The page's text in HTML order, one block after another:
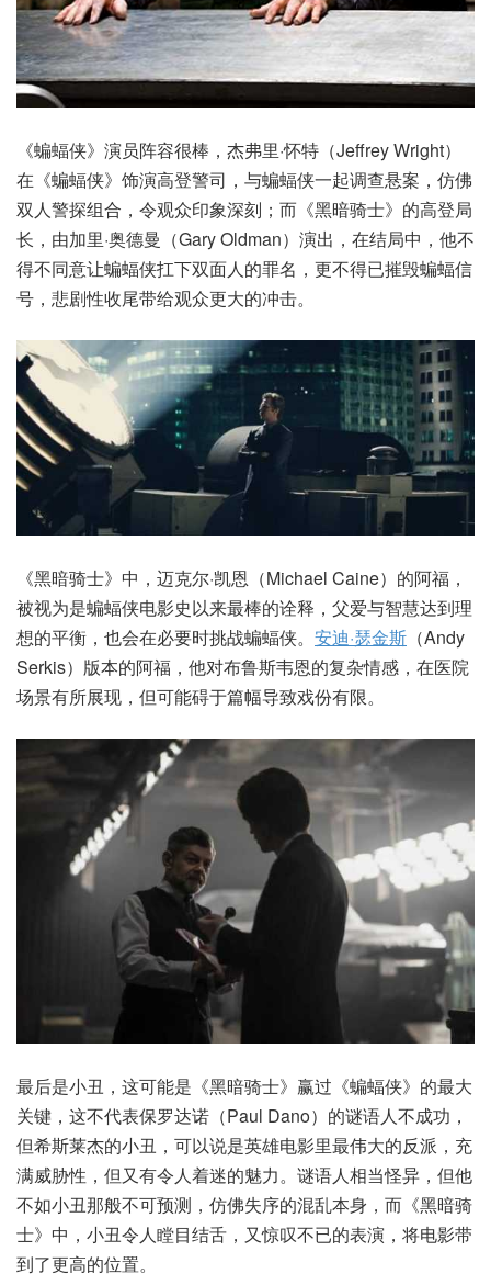
《蝙蝠侠》演员阵容很棒，杰弗里·怀特（Jeffrey Wright）
在《蝙蝠侠》饰演高登警司，与蝙蝠侠一起调查悬案，仿佛
双人警探组合，令观众印象深刻；而《黑暗骑士》的高登局
长，由加里·奥德曼（Gary Oldman）演出，在结局中，他不
得不同意让蝙蝠侠扛下双面人的罪名，更不得已摧毁蝙蝠信
号，悲剧性收尾带给观众更大的冲击。
《黑暗骑士》中，迈克尔·凯恩（Michael Caine）的阿福，
被视为是蝙蝠侠电影史以来最棒的诠释，父爱与智慧达到理
想的平衡，也会在必要时挑战蝙蝠侠。 安迪·瑟金斯 （Andy
Serkis）版本的阿福，他对布鲁斯韦恩的复杂情感，在医院
场景有所展现，但可能碍于篇幅导致戏份有限。
最后是小丑，这可能是《黑暗骑士》赢过《蝙蝠侠》的最大
关键，这不代表保罗达诺（Paul Dano）的谜语人不成功，
但希斯莱杰的小丑，可以说是英雄电影里最伟大的反派，充
满威胁性，但又有令人着迷的魅力。谜语人相当怪异，但他
不如小丑那般不可预测，仿佛失序的混乱本身，而《黑暗骑
士》中，小丑令人瞠目结舌，又惊叹不已的表演，将电影带
到了更高的位置。